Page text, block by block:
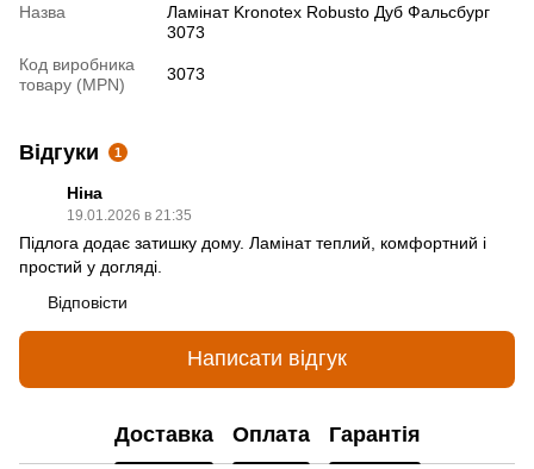
Назва
Ламінат Kronotex Robusto Дуб Фальсбург
3073
Код виробника
товару (MPN)
3073
Відгуки 1
Ніна
19.01.2026 в 21:35
Підлога додає затишку дому. Ламінат теплий, комфортний і
простий у догляді.
Відповісти
Написати відгук
Доставка Оплата Гарантія